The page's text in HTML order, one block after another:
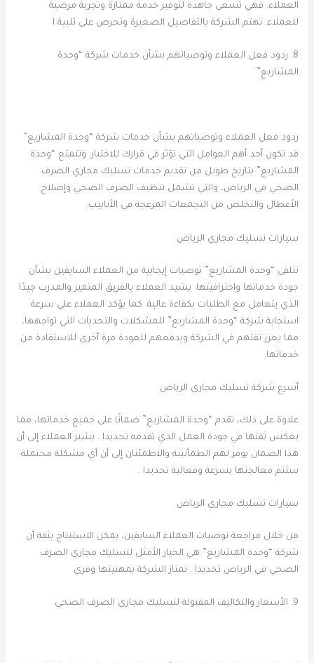
العملاء. فهي تسعى جاهدة لتوفير خدمة ممتازة وتجربة مرضية
للعملاء. تهتم الشركة بالتفاصيل الصغيرة وتحرص على تلبية ا
8. ردود فعل العملاء وتوصياتهم بشأن خدمات شركة “وحدة
المشاريع”
ردود فعل العملاء وتوصياتهم بشأن خدمات شركة “وحدة المشاريع”
قد تكون أحد أهم العوامل التي تؤثر في قرارك للاختيار. وتتمتع “وحدة
المشاريع” بتاريخ طويل من تقديم خدمات تسليك مجاري الصرف
الصحي في الرياض، والتي تشمل تنظيف الصرف الصحي وإصلاح
الأعطال والتخلص من التجمعات المزعجة في الأنابيب.
سيارات تسليك مجاري الرياض
تتلقى “وحدة المشاريع” توصيات إيجابية من العملاء السابقين بشأن
جودة خدماتها واحترافيتها. يشيد العملاء بالفريق المتميز والمدرب جيدًا
الذي يتعامل مع الطلبات بكفاءة عالية. كما يؤكد العملاء على سرعة
استجابة شركة “وحدة المشاريع” للمشكلات والتحديات التي تواجهها،
مما يعزز ثقتهم في الشركة ويدفعهم للعودة مرة أخرى للاستفادة من
خدماتها.
أسرع شركة تسليك مجاري الرياض
علاوة على ذلك، تقدم “وحدة المشاريع” ضمانًا على جميع خدماتها، مما
يعكس ثقتها في جودة العمل الذي تقدمه تحديدا . يشير العملاء إلى أن
هذا الضمان يوفر لهم الطمأنينة والاطمئنان إلى أن أي مشكلة محتملة
ستتم معالجتها بسرعة وفعالية تحديدا .
سيارات تسليك مجاري الرياض
من خلال مراجعة توصيات العملاء السابقين، يمكن الاستنتاج بثقة أن
شركة “وحدة المشاريع” هي الخيار الأمثل لتسليك مجاري الصرف
الصحي في الرياض تحديدا . تمتاز الشركة بمهنيتها وفري
9. الأسعار والتكاليف المقبولة لتسليك مجاري الصرف الصحي